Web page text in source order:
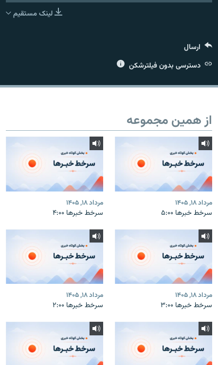
لینک مستقیم
ارسال
دسترسی بدون فیلترشکن
از همین مجموعه
مرداد ۱۸, ۱۴۰۵
سرخط خبرها ۵:۰۰
مرداد ۱۸, ۱۴۰۵
سرخط خبرها ۴:۰۰
مرداد ۱۸, ۱۴۰۵
سرخط خبرها ۳:۰۰
مرداد ۱۸, ۱۴۰۵
سرخط خبرها ۲:۰۰